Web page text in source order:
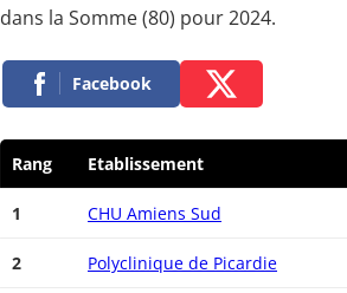
dans la Somme (80) pour 2024.
Facebook
Rang Etablissement
1 CHU Amiens Sud
2 Polyclinique de Picardie